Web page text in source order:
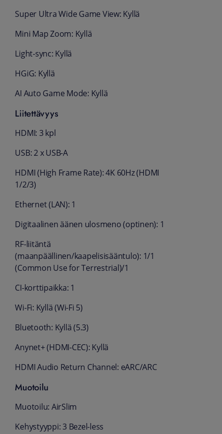
Super Ultra Wide Game View: Kyllä
Mini Map Zoom: Kyllä
Light-sync: Kyllä
HGiG: Kyllä
AI Auto Game Mode: Kyllä
Liitettävyys
HDMI: 3 kpl
USB: 2 x USB-A
HDMI (High Frame Rate): 4K 60Hz (HDMI
1/2/3)
Ethernet (LAN): 1
Digitaalinen äänen ulosmeno (optinen): 1
RF-liitäntä
(maanpäällinen/kaapelisisääntulo): 1/1
(Common Use for Terrestrial)/1
CI-korttipaikka: 1
Wi-Fi: Kyllä (Wi-Fi 5)
Bluetooth: Kyllä (5.3)
Anynet+ (HDMI-CEC): Kyllä
HDMI Audio Return Channel: eARC/ARC
Muotoilu
Muotoilu: AirSlim
Kehystyyppi: 3 Bezel-less